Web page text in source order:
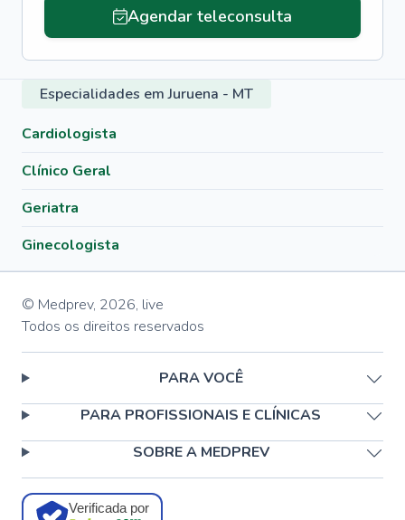
Agendar teleconsulta
Especialidades em Juruena - MT
Cardiologista
Clínico Geral
Geriatra
Ginecologista
© Medprev, 2026, live
Todos os direitos reservados
PARA VOCÊ
PARA PROFISSIONAIS E CLÍNICAS
SOBRE A MEDPREV
Verificada por